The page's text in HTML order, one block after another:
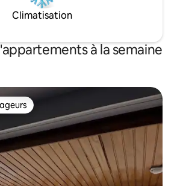
Climatisation
à la semaine